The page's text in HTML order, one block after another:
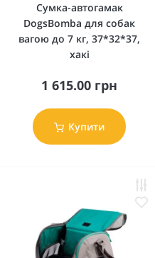
Сумка-автогамак
DogsBomba для собак
вагою до 7 кг, 37*32*37,
хакі
1 615.00 грн
Купити